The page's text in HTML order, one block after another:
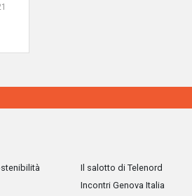
Il salotto di Telenord
Incontri Genova Italia